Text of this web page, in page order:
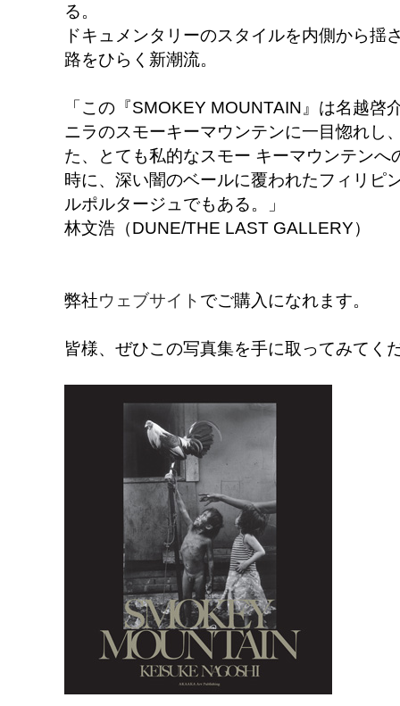
る。
ドキュメンタリーのスタイルを内側から揺
路をひらく新潮流。
「この『SMOKEY MOUNTAIN』は名越啓
ニラのスモーキーマウンテンに一目惚れし
た、とても私的なスモー キーマウンテン
時に、深い闇のベールに覆われたフィリピ
ルポルタージュでもある。」
林文浩（DUNE/THE LAST GALLERY）
弊社ウェブサイト でご購入になれます。
皆様、ぜひこの写真集を手に取ってみてく